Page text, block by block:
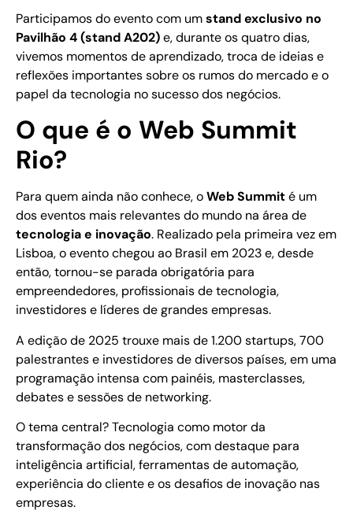
Participamos do evento com umstand exclusivo no
Pavilhão 4 (stand A202)e, durante os quatro dias,
vivemos momentos de aprendizado, troca de ideias e
reflexões importantes sobre os rumos do mercado e o
papel da tecnologia no sucesso dos negócios.
O que é o Web Summit
Rio?
Para quem ainda não conhece, oWeb Summité um
dos eventos mais relevantes do mundo na área de
tecnologia e inovação. Realizado pela primeira vez em
Lisboa, o evento chegou ao Brasil em 2023 e, desde
então, tornou-se parada obrigatória para
empreendedores, profissionais de tecnologia,
investidores e líderes de grandes empresas.
A edição de 2025 trouxe mais de 1.200 startups, 700
palestrantes e investidores de diversos países, em uma
programação intensa com painéis, masterclasses,
debates e sessões de networking.
O tema central? Tecnologia como motor da
transformação dos negócios, com destaque para
inteligência artificial, ferramentas de automação,
experiência do cliente e os desafios de inovação nas
empresas.